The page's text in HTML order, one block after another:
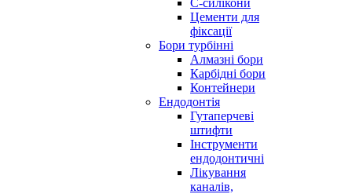
С-силікони
Цементи для
фіксації
Бори турбінні
Алмазні бори
Карбідні бори
Контейнери
Ендодонтія
Гутаперчеві
штифти
Інструменти
ендодонтичні
Лікування
каналів,